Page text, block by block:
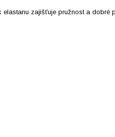
zajišťuje pružnost a dobré